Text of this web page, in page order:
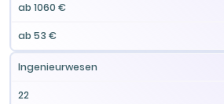
ab 1060 €
ab 53 €
Ingenieurwesen
22